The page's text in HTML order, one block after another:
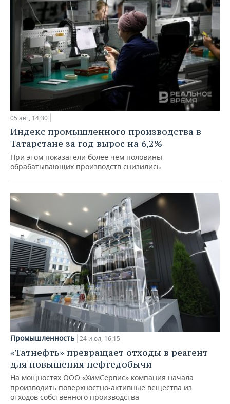
05 авг, 14:30
Индекс промышленного производства в
Татарстане за год вырос на 6,2%
При этом показатели более чем половины
обрабатывающих производств снизились
Промышленность 24 июл, 16:15
«Татнефть» превращает отходы в реагент
для повышения нефтедобычи
На мощностях ООО «ХимСервис» компания начала
производить поверхностно-активные вещества из
отходов собственного производства